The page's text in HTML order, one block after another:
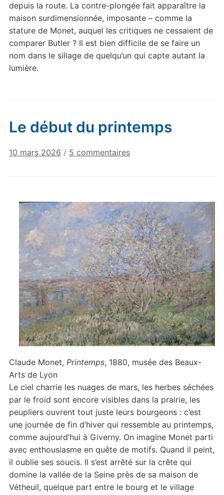
depuis la route. La contre-plongée fait apparaître la
maison surdimensionnée, imposante – comme la
stature de Monet, auquel les critiques ne cessaient de
comparer Butler ? Il est bien difficile de se faire un
nom dans le sillage de quelqu’un qui capte autant la
lumière.
Le début du printemps
10 mars 2026 / 5 commentairessur
printemps
Claude Monet, Printemps, 1880, musée des Beaux-
Arts de Lyon
Le ciel charrie les nuages de mars, les herbes séchées
par le froid sont encore visibles dans la prairie, les
peupliers ouvrent tout juste leurs bourgeons : c’est
une journée de fin d’hiver qui ressemble au printemps,
comme aujourd’hui à Giverny. On imagine Monet parti
avec enthousiasme en quête de motifs. Quand il peint,
il oublie ses soucis. Il s’est arrêté sur la crête qui
domine la vallée de la Seine près de sa maison de
Vétheuil, quelque part entre le bourg et le village